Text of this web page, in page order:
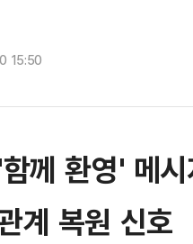
15:50
께 환영' 메
계 복원 신호